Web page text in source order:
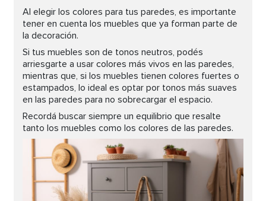
Al elegir los colores para tus paredes, es importante
tener en cuenta los muebles que ya forman parte de
la decoración.
Si tus muebles son de tonos neutros, podés
arriesgarte a usar colores más vivos en las paredes,
mientras que, si los muebles tienen colores fuertes o
estampados, lo ideal es optar por tonos más suaves
en las paredes para no sobrecargar el espacio.
Recordá buscar siempre un equilibrio que resalte
tanto los muebles como los colores de las paredes.